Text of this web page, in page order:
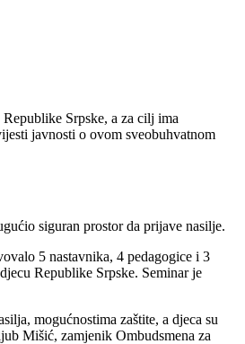
Srpske, a za cilj ima
javnosti o ovom sveobuhvatnom
siguran prostor da prijave nasilje.
5 nastavnika, 4 pedagogice i 3
Republike Srpske. Seminar je
mogućnostima zaštite, a djeca su
Mišić, zamjenik Ombudsmena za